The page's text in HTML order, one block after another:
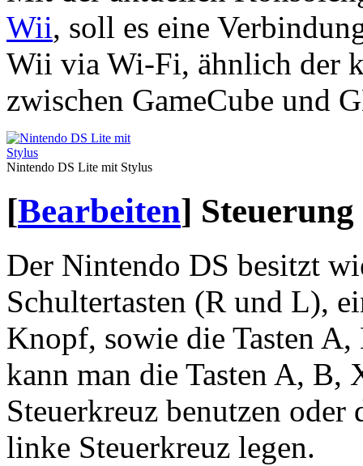
Wii, soll es eine
Wii via Wi-Fi, ähnlich der
zwischen GameCube und
Nintendo DS Lite mit Stylus
[Bearbeiten] Steuerung
Der Nintendo DS besitzt
Schultertasten (R und L),
Knopf, sowie die Tasten
kann man die Tasten A, B,
Steuerkreuz benutzen oder
linke Steuerkreuz legen.